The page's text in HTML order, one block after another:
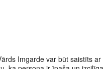
Imgarde var būt saistīts ar